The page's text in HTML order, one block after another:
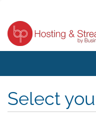
Select